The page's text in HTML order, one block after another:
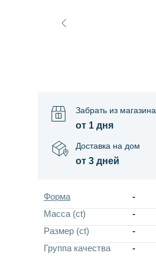
от 3 дней
Доставка на дом
от 1 дня
Забрать из магазина
Форма
-
Масса (ct)
-
Размер (ct)
-
Группа качества
-